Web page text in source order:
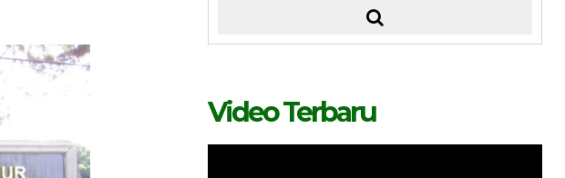
Video Terbaru